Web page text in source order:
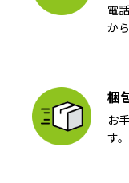
電
か
梱
お
す。